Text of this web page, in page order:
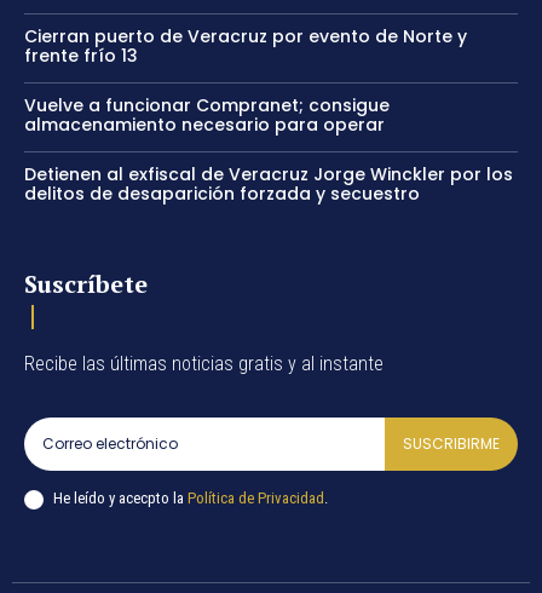
Cierran puerto de Veracruz por evento de Norte y
frente frío 13
Vuelve a funcionar Compranet; consigue
almacenamiento necesario para operar
Detienen al exfiscal de Veracruz Jorge Winckler por los
delitos de desaparición forzada y secuestro
Suscríbete
Recibe las últimas noticias gratis y al instante
SUSCRIBIRME
He leído y acecpto la Política de Privacidad .